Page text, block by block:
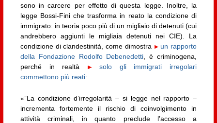
sono in carcere per effetto di questa legge. Inoltre, la
legge Bossi-Fini che trasforma in reato la condizione di
immigrato: in teoria poco più di un migliaio di detenuti (cui
andrebbero aggiunti le migliaia detenuti nei CIE). La
condizione di clandestinità, come dimostra
un rapporto
della Fondazione Rodolfo Debenedetti, è criminogena,
perché in realtà
solo gli immigrati irregolari
commettono più reati:
«”La condizione d’irregolarità – si legge nel rapporto –
incrementa fortemente il rischio di coinvolgimento in
attività criminali, in quanto preclude l’accesso a